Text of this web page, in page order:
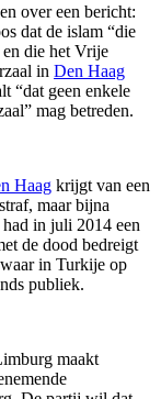
over een bericht:
dat de islam “die
en die het Vrije
in Den Haag
“dat geen enkele
mag betreden.
Haag krijgt van een
maar bijna
in juli 2014 een
de dood bedreigt
in Turkije op
publiek.
maakt